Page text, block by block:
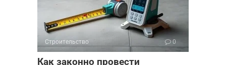
Строительство 0
Как законно провести